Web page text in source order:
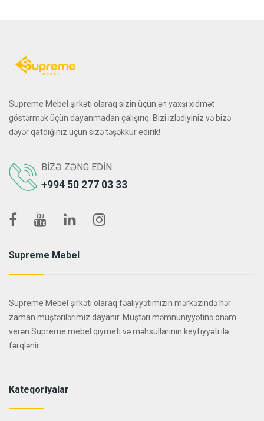
Supreme Mebel şirkəti olaraq sizin üçün ən yaxşı xidmət
göstərmək üçün dayanmadan çalışırıq. Bizi izlədiyiniz və bizə
dəyər qatdığınız üçün sizə təşəkkür edirik!
BIZƏ ZƏNG EDIN
+994 50 277 03 33
Supreme Mebel
Supreme Mebel şirkəti olaraq fəaliyyətimizin mərkəzində hər
zaman müştərilərimiz dayanır. Müştəri məmnuniyyətinə önəm
verən Supreme mebel qiymeti və məhsullarının keyfiyyəti ilə
fərqlənir.
Kateqoriyalar